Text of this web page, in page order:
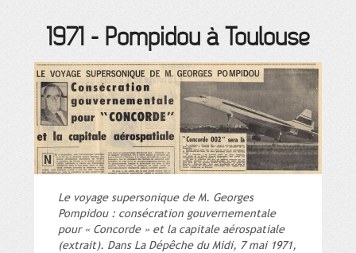
1971 - Pompidou à Toulouse
Le voyage supersonique de M. Georges
Pompidou : consécration gouvernementale
pour « Concorde » et la capitale aérospatiale
(extrait). Dans La Dépêche du Midi, 7 mai 1971,